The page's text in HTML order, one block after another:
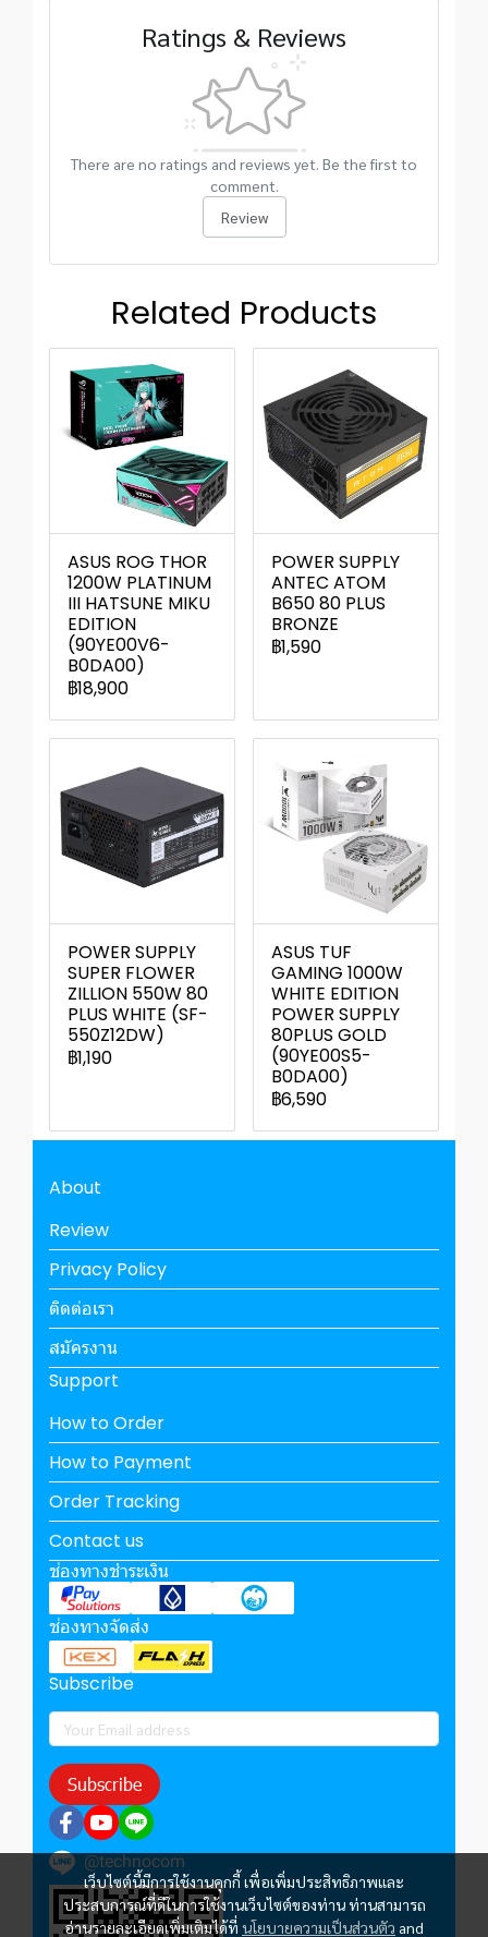
Ratings & Reviews
There are no ratings and reviews yet. Be the first to
comment.
Review
Related Products
ASUS ROG THOR
1200W PLATINUM
III HATSUNE MIKU
EDITION
(90YE00V6-
B0DA00)
฿18,900
POWER SUPPLY
ANTEC ATOM
B650 80 PLUS
BRONZE
฿1,590
POWER SUPPLY
SUPER FLOWER
ZILLION 550W 80
PLUS WHITE (SF-
550Z12DW)
฿1,190
ASUS TUF
GAMING 1000W
WHITE EDITION
POWER SUPPLY
80PLUS GOLD
(90YE00S5-
B0DA00)
฿6,590
เว็บไซต์นี้มีการใช้งานคุกกี้ เพื่อเพิ่มประสิทธิภาพและ
ประสบการณ์ที่ดีในการใช้งานเว็บไซต์ของท่าน ท่านสามารถ
อ่านรายละเอียดเพิ่มเติมได้ที่ นโยบายความเป็นส่วนตัว and
About
Review
Privacy Policy
ติดต่อเรา
สมัครงาน
Support
How to Order
How to Payment
Order Tracking
Contact us
ช่องทางชำระเงิน
ช่องทางจัดส่ง
Subscribe
Subscribe
@technocom